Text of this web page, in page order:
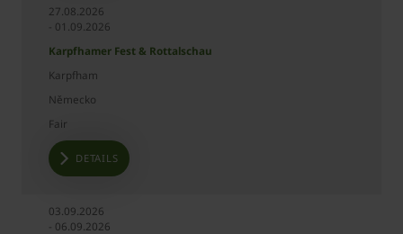
27.08.2026
- 01.09.2026
Karpfhamer Fest & Rottalschau
Karpfham
Německo
Fair
DETAILS
03.09.2026
- 06.09.2026